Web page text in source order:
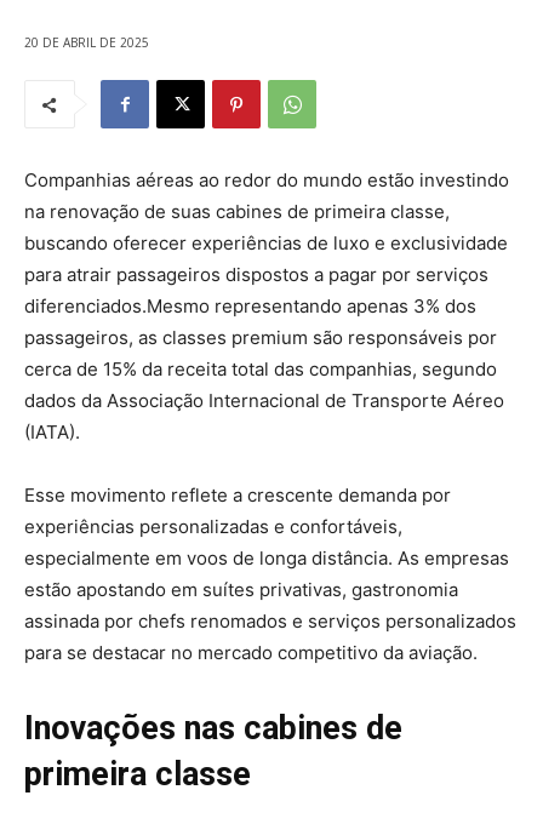
20 DE ABRIL DE 2025
Companhias aéreas ao redor do mundo estão investindo
na renovação de suas cabines de primeira classe,
buscando oferecer experiências de luxo e exclusividade
para atrair passageiros dispostos a pagar por serviços
diferenciados.Mesmo representando apenas 3% dos
passageiros, as classes premium são responsáveis por
cerca de 15% da receita total das companhias, segundo
dados da Associação Internacional de Transporte Aéreo
(IATA).
Esse movimento reflete a crescente demanda por
experiências personalizadas e confortáveis,
especialmente em voos de longa distância. As empresas
estão apostando em suítes privativas, gastronomia
assinada por chefs renomados e serviços personalizados
para se destacar no mercado competitivo da aviação.
Inovações nas cabines de
primeira classe